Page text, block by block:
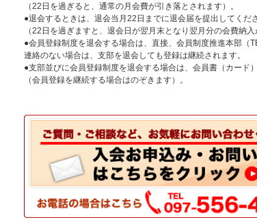
（22日を過ぎると、通常の月会費が引き落とされます）。
●退会するときは、退会当月22日までに退会届を提出してくだ
（22日を過ぎますと、退会日が翌月末となり翌月分の会費納
●会員登録制度を退会する場合は、直接、会員制度推進本部（
連絡のない場合は、支部を退会しても登録は継続されます。
●支部並びに会員登録制度を退会する場合は、会員書（カード
（会員登録を継続する場合はのぞきます）。